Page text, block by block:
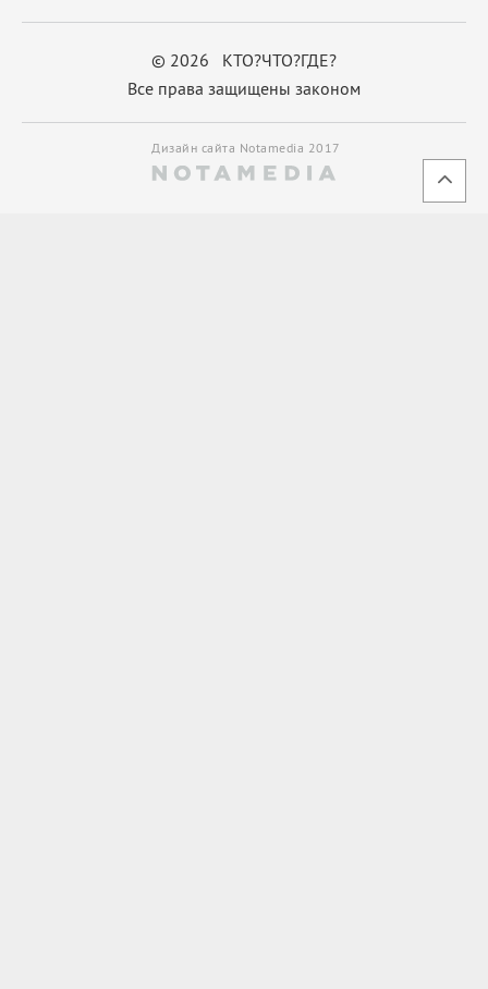
© 2026 КТО?ЧТО?ГДЕ?
Все права защищены законом
Дизайн сайта Notamedia 2017